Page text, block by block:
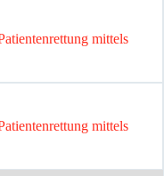
mit­tels
mit­tels